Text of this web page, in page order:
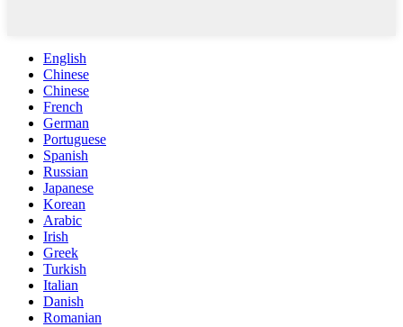
English
Chinese
Chinese
French
German
Portuguese
Spanish
Russian
Japanese
Korean
Arabic
Irish
Greek
Turkish
Italian
Danish
Romanian